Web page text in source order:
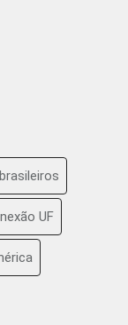
brasileiros
UF